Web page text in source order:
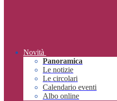
Novità
Panoramica
Le notizie
Le circolari
Calendario eventi
Albo online